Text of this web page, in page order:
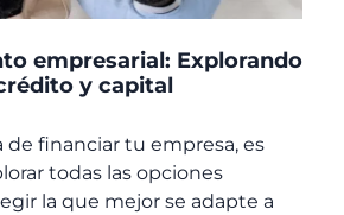
empresarial: Explorando
y capital
de financiar tu empresa, es
todas las opciones
la que mejor se adapte a